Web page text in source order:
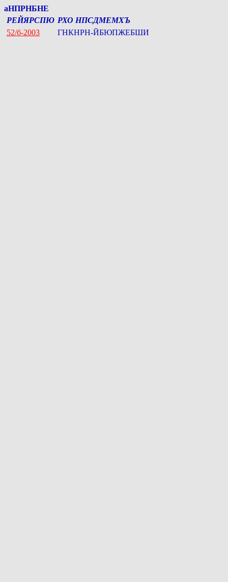
аНПРНБНЕ
РЕЙЯРСПЮ РХО НПСДМЕМХЪ
52/б-2003
ГНКНРН-ЙБЮПЖЕБШИ